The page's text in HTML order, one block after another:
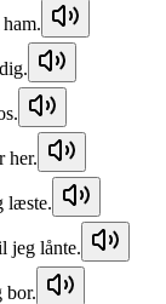
her.
læste.
jeg lånte.
bor.